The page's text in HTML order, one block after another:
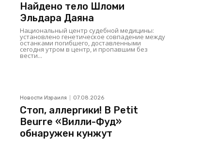
Найдено тело Шломи
Эльдара Даяна
Национальный центр судебной медицины:
установлено генетическое совпадение между
останками погибшего, доставленными
сегодня утром в центр, и пропавшим без
вести...
Новости Израиля 07.08.2026
Стоп, аллергики! В Petit
Beurre «Вилли-Фуд»
обнаружен кунжут